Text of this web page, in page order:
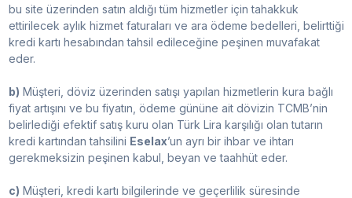
bu site üzerinden satın aldığı tüm hizmetler için tahakkuk
ettirilecek aylık hizmet faturaları ve ara ödeme bedelleri, belirttiği
kredi kartı hesabından tahsil edileceğine peşinen muvafakat
eder.
b) Müşteri, döviz üzerinden satışı yapılan hizmetlerin kura bağlı
fiyat artışını ve bu fiyatın, ödeme gününe ait dövizin TCMB’nin
belirlediği efektif satış kuru olan Türk Lira karşılığı olan tutarın
kredi kartından tahsilini Eselax’un ayrı bir ihbar ve ihtarı
gerekmeksizin peşinen kabul, beyan ve taahhüt eder.
c) Müşteri, kredi kartı bilgilerinde ve geçerlilik süresinde